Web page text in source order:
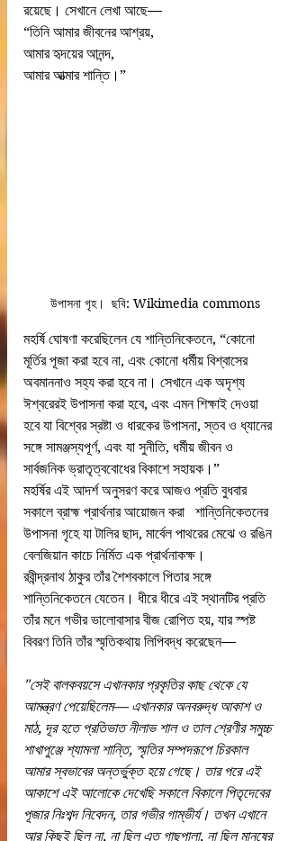
রয়েছে। সেখানে লেখা আছে—
“তিনি আমার জীবনের আশ্রয়,
আমার হৃদয়ের আনন্দ,
আমার আত্মার শান্তি।”
  উপাসনা গৃহ।  ছবি: Wikimedia commons
মহর্ষি ঘোষণা করেছিলেন যে শান্তিনিকেতনে, “কোনো
মূর্তির পূজা করা হবে না, এবং কোনো ধর্মীয় বিশ্বাসের
অবমাননাও সহ্য করা হবে না। সেখানে এক অদৃশ্য
ঈশ্বরেরই উপাসনা করা হবে, এবং এমন শিক্ষাই দেওয়া
হবে যা বিশ্বের স্রষ্টা ও ধারকের উপাসনা, স্তব ও ধ্যানের
সঙ্গে সামঞ্জস্যপূর্ণ, এবং যা সুনীতি, ধর্মীয় জীবন ও
সার্বজনিক ভ্রাতৃত্ববোধের বিকাশে সহায়ক।”
মহর্ষির এই আদর্শ অনুসরণ করে আজও প্রতি বুধবার
সকালে ব্রাহ্ম প্রার্থনার আয়োজন করা   শান্তিনিকেতনের
উপাসনা গৃহে যা টালির ছাদ, মার্বেল পাথরের মেঝে ও রঙিন
বেলজিয়ান কাচে নির্মিত এক প্রার্থনাকক্ষ।
রবীন্দ্রনাথ ঠাকুর তাঁর শৈশবকালে পিতার সঙ্গে
শান্তিনিকেতনে যেতেন। ধীরে ধীরে এই স্থানটির প্রতি
তাঁর মনে গভীর ভালোবাসার বীজ রোপিত হয়, যার স্পষ্ট
বিবরণ তিনি তাঁর স্মৃতিকথায় লিপিবদ্ধ করেছেন—
"সেই বালকবয়সে এখানকার প্রকৃতির কাছ থেকে যে
আমন্ত্রণ পেয়েছিলেম— এখানকার অনবরুদ্ধ আকাশ ও
মাঠ, দূর হতে প্রতিভাত নীলাভ শাল ও তাল শ্রেণীর সমুচ্চ
শাখাপুঞ্জে শ্যামলা শান্তি, স্মৃতির সম্পদরূপে চিরকাল
আমার স্বভাবের অন্তর্ভুক্ত হয়ে গেছে। তার পরে এই
আকাশে এই আলোকে দেখেছি সকালে বিকালে পিতৃদেবের
পূজার নিঃশব্দ নিবেদন, তার গভীর গাম্ভীর্য। তখন এখানে
আর কিছুই ছিল না, না ছিল এত গাছপালা, না ছিল মানুষের